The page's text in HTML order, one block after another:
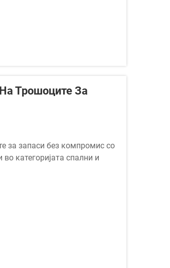
Трошоците За
за запаси без компромис со
категоријата спални и
висококвалитетни